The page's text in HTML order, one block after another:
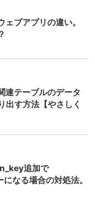
ェブアプリの違い。
連テーブルのデータ
出す方法【やさしく
追加で
なる場合の対処法。